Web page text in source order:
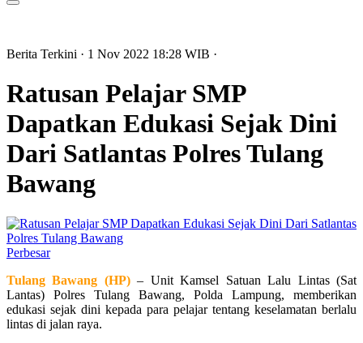
Berita Terkini · 1 Nov 2022 18:28 WIB ·
Ratusan Pelajar SMP
Dapatkan Edukasi Sejak Dini
Dari Satlantas Polres Tulang
Bawang
Perbesar
Tulang Bawang (HP)– Unit Kamsel Satuan Lalu Lintas (Sat
Lantas) Polres Tulang Bawang, Polda Lampung, memberikan
edukasi sejak dini kepada para pelajar tentang keselamatan berlalu
lintas di jalan raya.